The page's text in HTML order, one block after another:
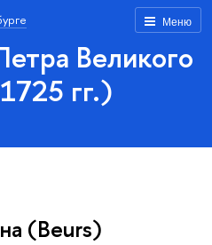
Меню
Великого
гг.)
(Beurs)